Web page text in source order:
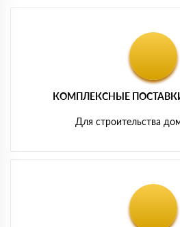
КОМПЛЕКСНЫЕ
Для строительства